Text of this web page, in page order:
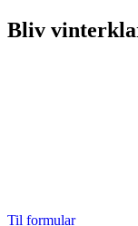
Bliv
Til formular